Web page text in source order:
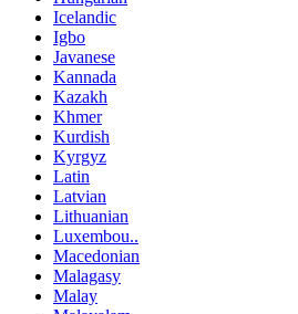
Icelandic
Igbo
Javanese
Kannada
Kazakh
Khmer
Kurdish
Kyrgyz
Latin
Latvian
Lithuanian
Luxembou..
Macedonian
Malagasy
Malay